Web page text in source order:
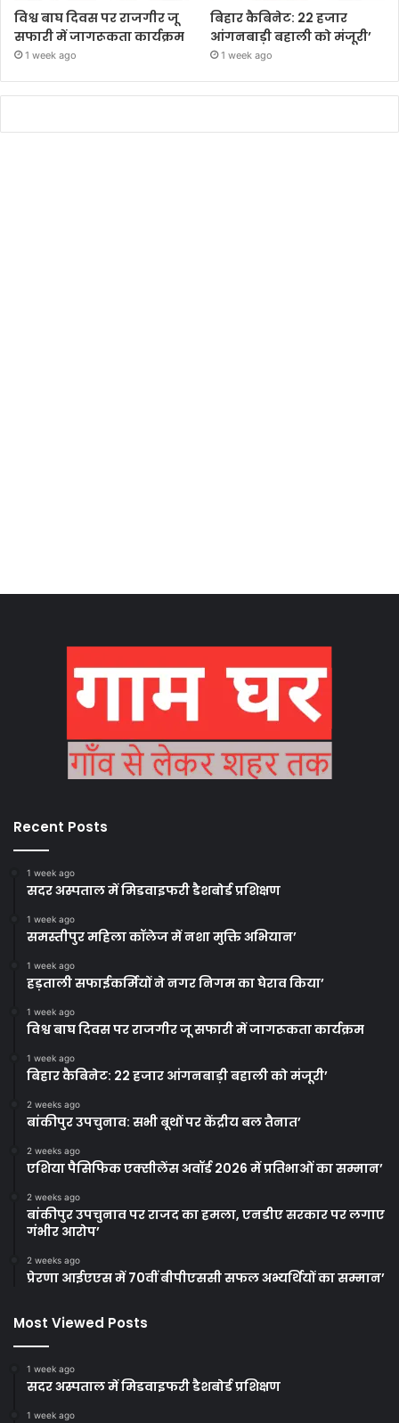
विश्व बाघ दिवस पर राजगीर जू
सफारी में जागरूकता कार्यक्रम
1 week ago
बिहार कैबिनेट: 22 हजार
आंगनबाड़ी बहाली को मंजूरी’
1 week ago
Recent Posts
1 week ago
सदर अस्पताल में मिडवाइफरी डैशबोर्ड प्रशिक्षण
1 week ago
समस्तीपुर महिला कॉलेज में नशा मुक्ति अभियान’
1 week ago
हड़ताली सफाईकर्मियों ने नगर निगम का घेराव किया’
1 week ago
विश्व बाघ दिवस पर राजगीर जू सफारी में जागरूकता कार्यक्रम
1 week ago
बिहार कैबिनेट: 22 हजार आंगनबाड़ी बहाली को मंजूरी’
2 weeks ago
बांकीपुर उपचुनाव: सभी बूथों पर केंद्रीय बल तैनात’
2 weeks ago
एशिया पैसिफिक एक्सीलेंस अवॉर्ड 2026 में प्रतिभाओं का सम्मान’
2 weeks ago
बांकीपुर उपचुनाव पर राजद का हमला, एनडीए सरकार पर लगाए
गंभीर आरोप’
2 weeks ago
प्रेरणा आईएएस में 70वीं बीपीएससी सफल अभ्यर्थियों का सम्मान’
Most Viewed Posts
1 week ago
सदर अस्पताल में मिडवाइफरी डैशबोर्ड प्रशिक्षण
1 week ago